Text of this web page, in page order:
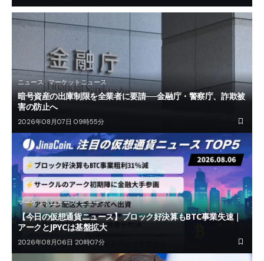
ニュース マーケットニュース
暗号資産の出庫制限を全業者に要請──金融庁・警察庁、詐欺被
害の防止へ
2026年08月07日 09時55分
マーケットニュース ニュース
【今日の仮想通貨ニュース】ブロック好決算もBTC事業失速｜
アークとJPYCは基盤拡大
2026年08月06日 20時07分